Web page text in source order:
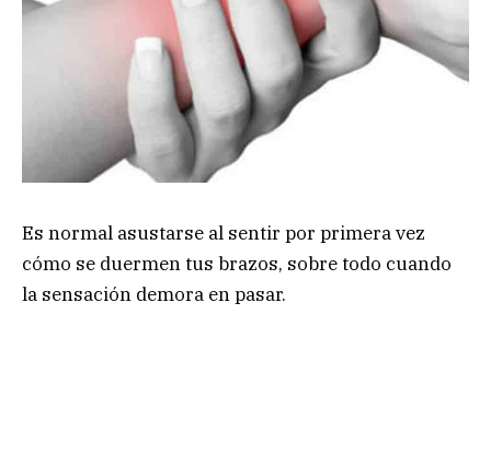
Es normal asustarse al sentir por primera vez
cómo se duermen tus brazos, sobre todo cuando
la sensación demora en pasar.